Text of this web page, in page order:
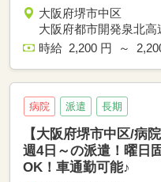
大阪府堺市中区
大阪府都市開発泉北
時給 2,200 円 ～
病院 派遣 長期
【大阪府堺市中区/病
週4日～の派遣！曜日
OK！車通勤可能♪